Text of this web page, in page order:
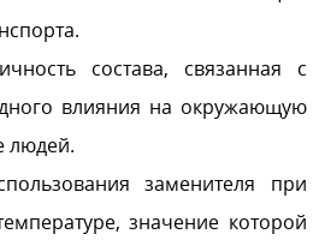
состава, связанная с
влияния на окружающую
людей.
заменителя при
значение которой